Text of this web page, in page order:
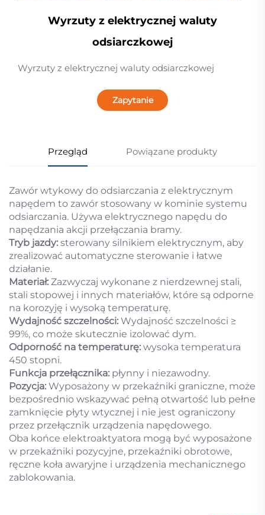
Wyrzuty z elektrycznej waluty
odsiarczkowej
Wyrzuty z elektrycznej waluty odsiarczkowej
Zapytanie
Przegląd Powiązane produkty
Zawór wtykowy do odsiarczania z elektrycznym
napędem to zawór stosowany w kominie systemu
odsiarczania. Używa elektrycznego napędu do
napędzania akcji przełączania bramy.
Tryb jazdy: sterowany silnikiem elektrycznym, aby
zrealizować automatyczne sterowanie i łatwe
działanie.
Materiał: Zazwyczaj wykonane z nierdzewnej stali,
stali stopowej i innych materiałów, które są odporne
na korozyję i wysoką temperaturę.
Wydajność szczelności: Wydajność szczelności ≥
99%, co może skutecznie izolować dym.
Odporność na temperaturę: wysoka temperatura
450 stopni.
Funkcja przełącznika: płynny i niezawodny.
Pozycja: Wyposażony w przekaźniki graniczne, może
bezpośrednio wskazywać pełną otwartość lub pełne
zamknięcie płyty wtycznej i nie jest ograniczony
przez przełącznik urządzenia napędowego.
Oba końce elektroaktyatora mogą być wyposażone
w przekaźniki pozycyjne, przekaźniki obrotowe,
ręczne koła awaryjne i urządzenia mechanicznego
zablokowania.